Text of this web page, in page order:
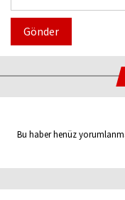
Gönder
Bu haber henüz